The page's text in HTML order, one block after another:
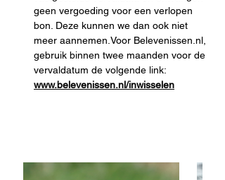
geen vergoeding voor een verlopen
bon. Deze kunnen we dan ook niet
meer aannemen.Voor Belevenissen.nl,
gebruik binnen twee maanden voor de
vervaldatum de volgende link:
www.belevenissen.nl/inwisselen